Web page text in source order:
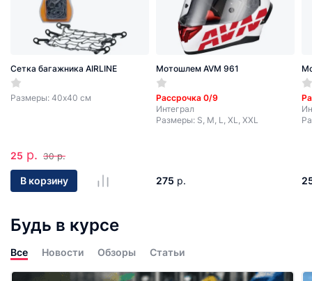
Сетка багажника AIRLINE
Размеры: 40х40 см
25 р. 30 р.
В корзину
Мотошлем AVM 961
Рассрочка 0/9
Интеграл
Размеры: S, M, L, XL, XXL
275 р.
Будь в курсе
Все Новости Обзоры Статьи